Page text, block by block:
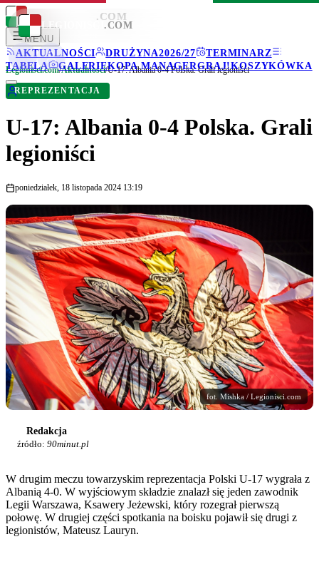
LEGIONISCI .COM
MENU
AKTUALNOŚCI
DRUŻYNA2026/27
TERMINARZ
TABELA
GALERIEKOPA MANAGERGRAJ!KOSZYKÓWKA
LEGIONISCI .COM
Legionisci.com/Aktualności/U-17: Albania 0-4 Polska. Grali legioniści
REPREZENTACJA
U-17: Albania 0-4 Polska. Grali
legioniści
poniedziałek, 18 listopada 2024 13:19
fot. Mishka / Legionisci.com
Redakcja
źródło: 90minut.pl
W drugim meczu towarzyskim reprezentacja Polski U-17 wygrała z
Albanią 4-0. W wyjściowym składzie znalazł się jeden zawodnik
Legii Warszawa, Ksawery Jeżewski, który rozegrał pierwszą
połowę. W drugiej części spotkania na boisku pojawił się drugi z
legionistów, Mateusz Lauryn.